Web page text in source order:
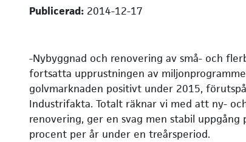
Publicerad: 2014-12-17
-Nybyggnad och renovering av små- och
fortsatta upprustningen av
golvmarknaden positivt under 2015,
Industrifakta. Totalt räknar vi med att ny-
renovering, ger en svag men stabil
procent per år under en treårsperiod.